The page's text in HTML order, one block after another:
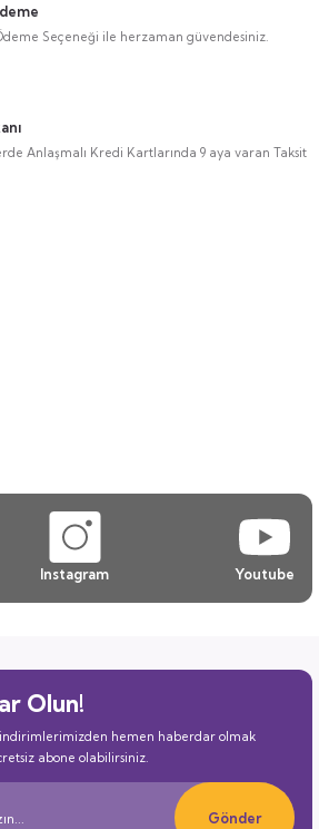
Seçeneği ile herzaman güvendesiniz.
Anlaşmalı Kredi Kartlarında 9 aya varan Taksit
Instagram Youtube
Olun!
indirimlerimizden hemen haberdar olmak
abone olabilirsiniz.
Gönder